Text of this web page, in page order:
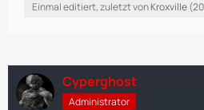
Einmal editiert, zuletzt vonKroxville(
Cyperghost
Administrator